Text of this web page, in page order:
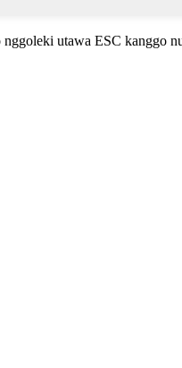
nggoleki utawa ESC kanggo